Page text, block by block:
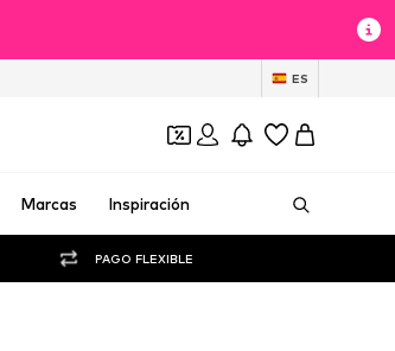
ES
Marcas Inspiración
PAGO FLEXIBLE